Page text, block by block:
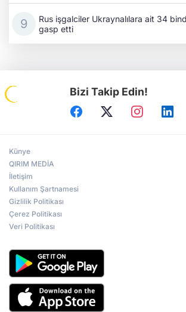
Rus işgalciler Ukraynalılara ait 34
gasp etti
Bizi Takip Edin!
Künye
QIRIM MEDİA
İletişim
Kullanım Şartnamesi
Gizlilik Politikası
Çerez Politikası
Veri Politikası